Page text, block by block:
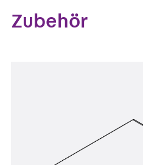
Zubehör